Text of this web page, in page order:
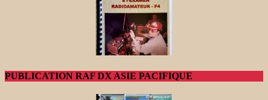
PUBLICATION RAF DX ASIE PACIFIQUE